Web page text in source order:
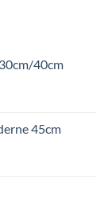
40cm
45cm